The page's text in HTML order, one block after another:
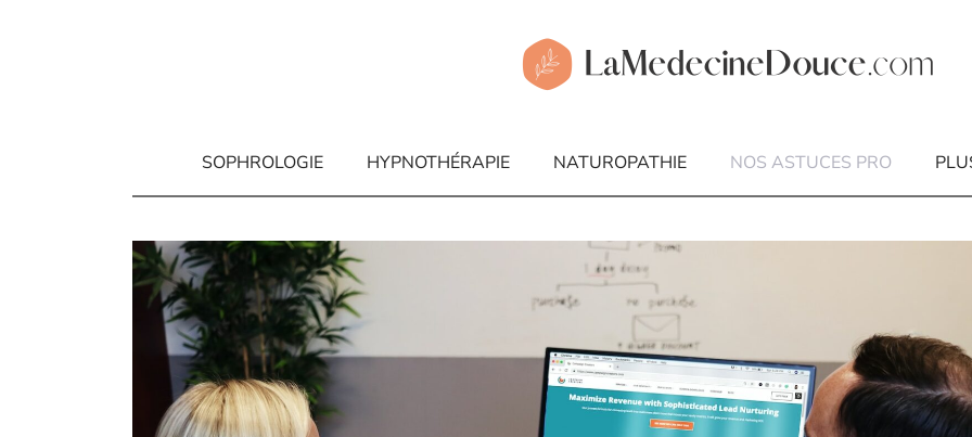
SOPHROLOGIE HYPNOTHÉRAPIE NATUROPATHIE NOS ASTUCES PRO